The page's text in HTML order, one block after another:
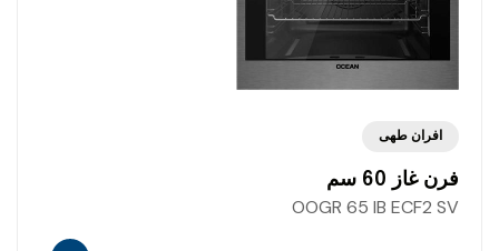
افران طهى
فرن غاز 60 سم
OOGR 65 IB ECF2 SV